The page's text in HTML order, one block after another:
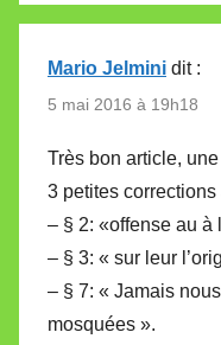
Mario Jelmini dit :
5 mai 2016 à 19h18
Très bon article,
3 petites corrections
– § 2: «offense au à
– § 3: « sur leur
– § 7: « Jamais
mosquées ».